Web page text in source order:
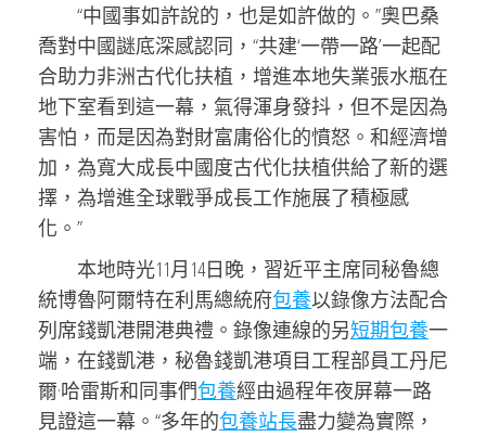
“中國事如許說的，也是如許做的。”奧巴桑
喬對中國謎底深感認同，“共建‘一帶一路’一起配
合助力非洲古代化扶植，增進本地失業張水瓶在
地下室看到這一幕，氣得渾身發抖，但不是因為
害怕，而是因為對財富庸俗化的憤怒。和經濟增
加，為寬大成長中國度古代化扶植供給了新的選
擇，為增進全球戰爭成長工作施展了積極感
化。”
本地時光11月14日晚，習近平主席同秘魯總
統博魯阿爾特在利馬總統府包養以錄像方法配合
列席錢凱港開港典禮。錄像連線的另短期包養一
端，在錢凱港，秘魯錢凱港項目工程部員工丹尼
爾·哈雷斯和同事們包養經由過程年夜屏幕一路
見證這一幕。“多年的包養站長盡力變為實際，